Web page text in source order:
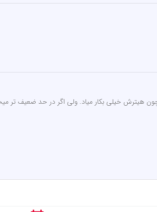
خیلی بکار میاد. ولی اگر در حد ضعیف تر میخواین